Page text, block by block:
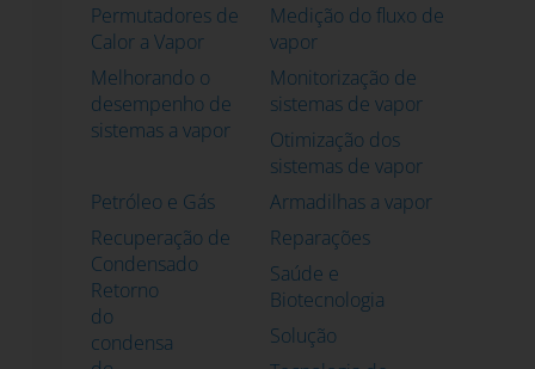
Permutadores de
Calor a Vapor
Medição do fluxo de
vapor
Melhorando o
desempenho de
sistemas a vapor
Monitorização de
sistemas de vapor
Otimização dos
sistemas de vapor
Petróleo e Gás
Armadilhas a vapor
Recuperação de
Condensado
Retorno
do
condensa
Reparações
Saúde e
Biotecnologia
Solução